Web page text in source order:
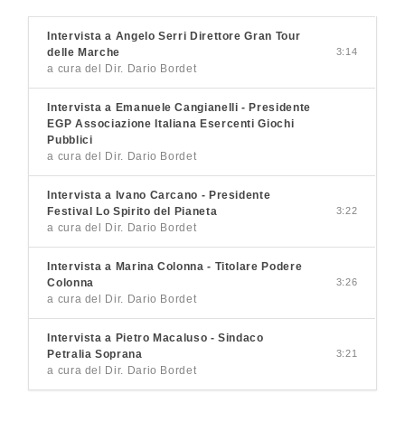
Intervista a Angelo Serri Direttore Gran Tour
delle Marche
a cura del Dir. Dario Bordet
3:14
Intervista a Emanuele Cangianelli - Presidente
EGP Associazione Italiana Esercenti Giochi
Pubblici
a cura del Dir. Dario Bordet
Intervista a Ivano Carcano - Presidente
Festival Lo Spirito del Pianeta
a cura del Dir. Dario Bordet
3:22
Intervista a Marina Colonna - Titolare Podere
Colonna
a cura del Dir. Dario Bordet
3:26
Intervista a Pietro Macaluso - Sindaco
Petralia Soprana
a cura del Dir. Dario Bordet
3:21